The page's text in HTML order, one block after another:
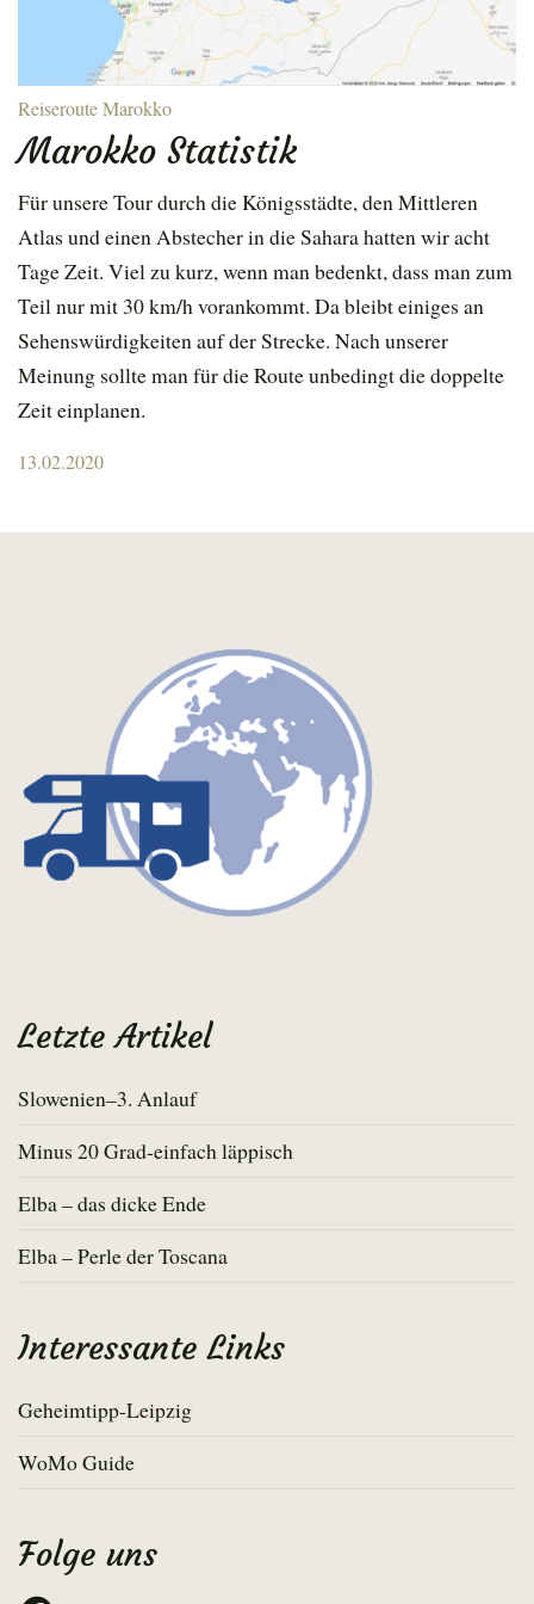
Reiseroute Marokko
Marokko Statistik
Für unsere Tour durch die Königsstädte, den Mittleren
Atlas und einen Abstecher in die Sahara hatten wir acht
Tage Zeit. Viel zu kurz, wenn man bedenkt, dass man zum
Teil nur mit 30 km/h vorankommt. Da bleibt einiges an
Sehenswürdigkeiten auf der Strecke. Nach unserer
Meinung sollte man für die Route unbedingt die doppelte
Zeit einplanen.
Posted
13.02.2020
Letzte Artikel
Slowenien–3. Anlauf
Minus 20 Grad-einfach läppisch
Elba – das dicke Ende
Elba – Perle der Toscana
Interessante Links
Geheimtipp-Leipzig
WoMo Guide
Folge uns